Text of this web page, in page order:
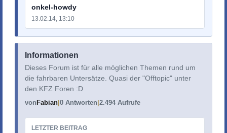
onkel-howdy
13.02.14, 13:10
Informationen
Dieses Forum ist für alle möglichen Themen rund um
die fahrbaren Untersätze. Quasi der "Offtopic" unter
den KFZ Foren :D
von Fabian 0 Antworten 2.494 Aufrufe
LETZTER BEITRAG